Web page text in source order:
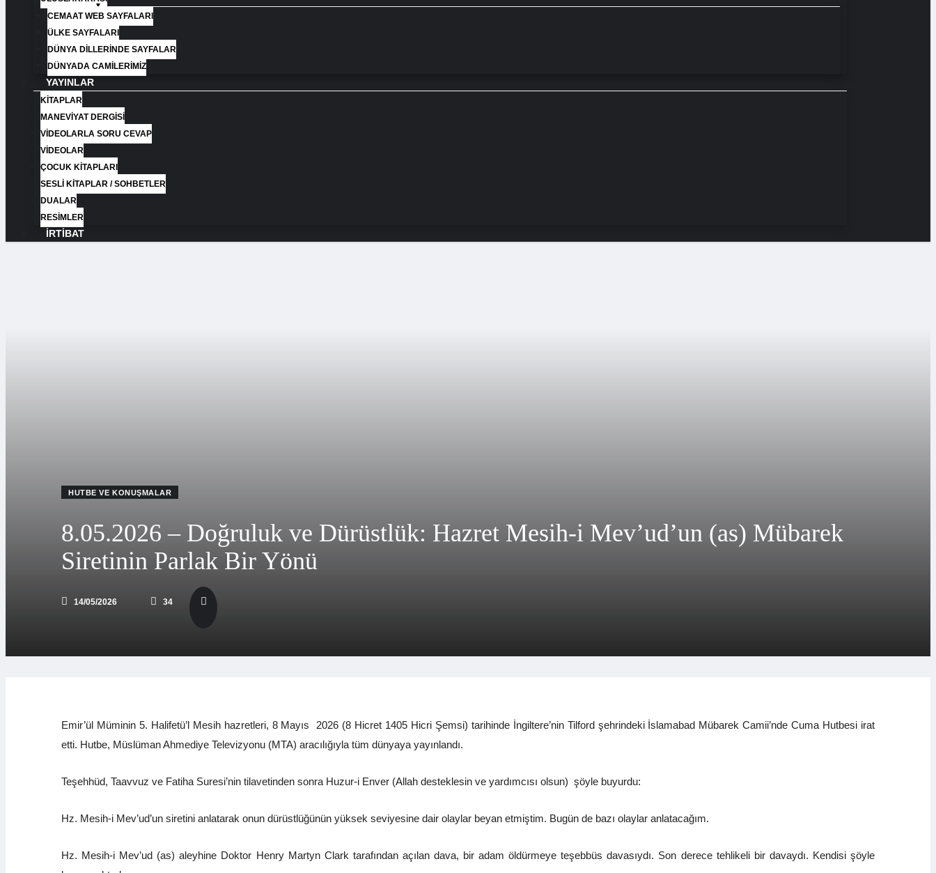
CEMAAT WEB SAYFALARI
ÜLKE SAYFALARI
DÜNYA DILLERINDE SAYFALAR
DÜNYADA CAMILERIMIZ
YAYINLAR
KITAPLAR
MANEVIYAT DERGISI
VIDEOLARLA SORU CEVAP
VIDEOLAR
ÇOCUK KİTAPLARI
SESLI KİTAPLAR / SOHBETLER
DUALAR
RESIMLER
İRTIBAT
HUTBE VE KONUŞMALAR
8.05.2026 – Doğruluk ve Dürüstlük: Hazret Mesih-i Mev’ud’un (as) Mübarek
Siretinin Parlak Bir Yönü
14/05/2026 34
Emir’ül Müminin 5. Halifetü’l Mesih hazretleri, 8 Mayıs 2026 (8 Hicret 1405 Hicri Şemsi) tarihinde İngiltere’nin Tilford şehrindeki İslamabad Mübarek Camii’nde Cuma Hutbesi irat
etti. Hutbe, Müslüman Ahmediye Televizyonu (MTA) aracılığıyla tüm dünyaya yayınlandı.
Teşehhüd, Taavvuz ve Fatiha Suresi’nin tilavetinden sonra Huzur-i Enver (Allah desteklesin ve yardımcısı olsun) şöyle buyurdu:
Hz. Mesih-i Mev’ud’un siretini anlatarak onun dürüstlüğünün yüksek seviyesine dair olaylar beyan etmiştim. Bugün de bazı olaylar anlatacağım.
Hz. Mesih-i Mev’ud (as) aleyhine Doktor Henry Martyn Clark tarafından açılan dava, bir adam öldürmeye teşebbüs davasıydı. Son derece tehlikeli bir davaydı. Kendisi şöyle